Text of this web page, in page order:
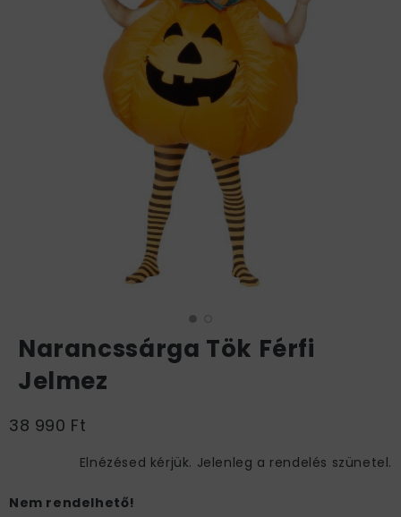
Narancssárga Tök Férfi
Jelmez
38 990 Ft
Elnézésed kérjük. Jelenleg a rendelés szünetel.
Nem rendelhető!